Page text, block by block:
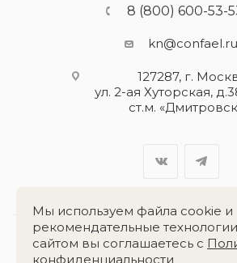
8 (800) 600-53-
kn@confael.ru
127287, г.
ул. 2-ая Хуторская,
ст.м.
Разработка сайта:
Мы используем файла cookie и
рекомендательные
сайтом вы соглашаетесь с
конфиденциальности